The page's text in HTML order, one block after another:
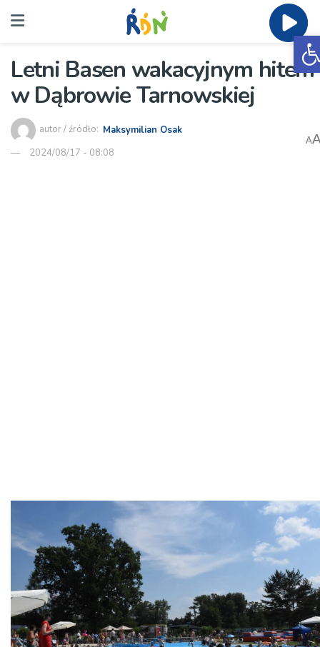
Letni Basen wakacyjnym hitem
w Dąbrowie Tarnowskiej
autor / źródło: Maksymilian Osak
2024/08/17 - 08:08
A